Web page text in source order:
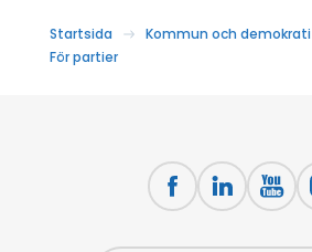
Startsida Kommun och demokrati
För partier